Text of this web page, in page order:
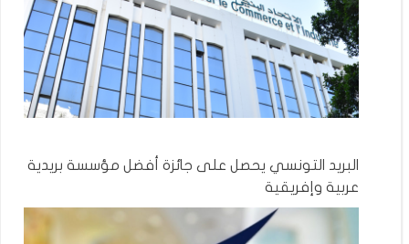
البريد التونسي يحصل على جائزة أفضل مؤسسة بريدية
عربية وإفريقية